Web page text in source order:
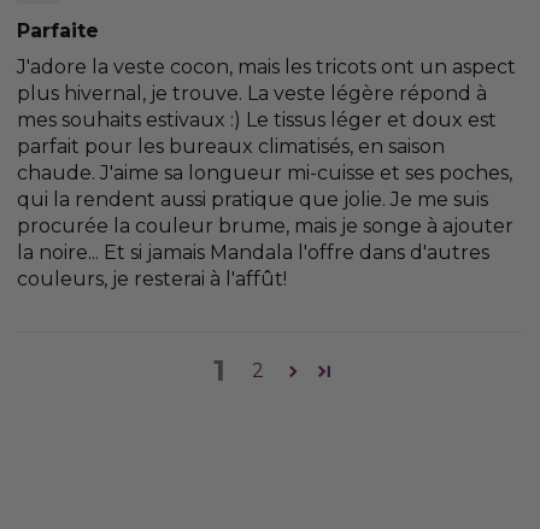
Parfaite
J'adore la veste cocon, mais les tricots ont un aspect
plus hivernal, je trouve. La veste légère répond à
mes souhaits estivaux :) Le tissus léger et doux est
parfait pour les bureaux climatisés, en saison
chaude. J'aime sa longueur mi-cuisse et ses poches,
qui la rendent aussi pratique que jolie. Je me suis
procurée la couleur brume, mais je songe à ajouter
la noire... Et si jamais Mandala l'offre dans d'autres
couleurs, je resterai à l'affût!
1 2